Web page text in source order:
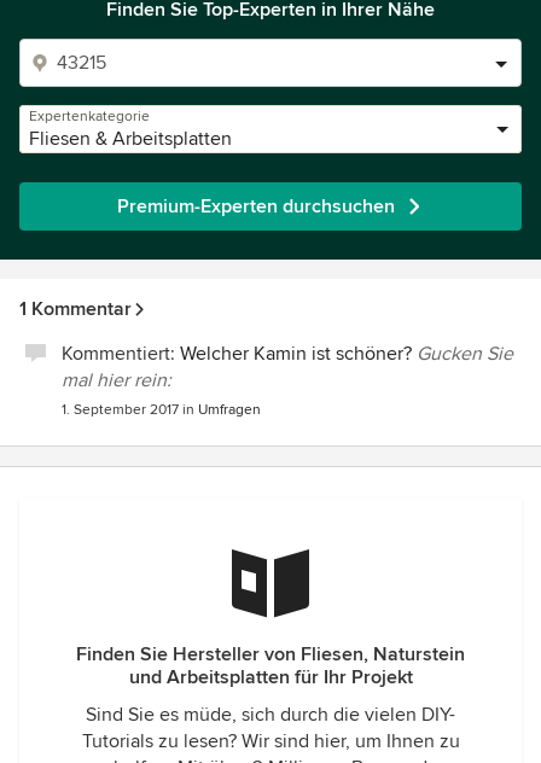
Finden Sie Top-Experten in Ihrer Nähe
Expertenkategorie
Fliesen & Arbeitsplatten
Premium-Experten durchsuchen
1 Kommentar
Kommentiert: Welcher Kamin ist schöner? Gucken Sie
mal hier rein:
1. September 2017 in Umfragen
Finden Sie Hersteller von Fliesen, Naturstein
und Arbeitsplatten für Ihr Projekt
Sind Sie es müde, sich durch die vielen DIY-
Tutorials zu lesen? Wir sind hier, um Ihnen zu